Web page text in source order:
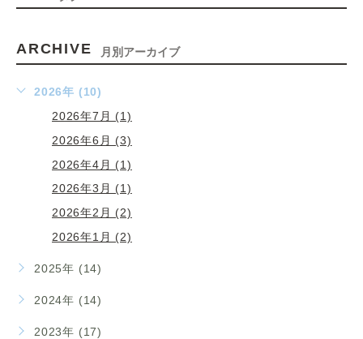
ARCHIVE 月別アーカイブ
2026年 (10)
2026年7月 (1)
2026年6月 (3)
2026年4月 (1)
2026年3月 (1)
2026年2月 (2)
2026年1月 (2)
2025年 (14)
2024年 (14)
2023年 (17)